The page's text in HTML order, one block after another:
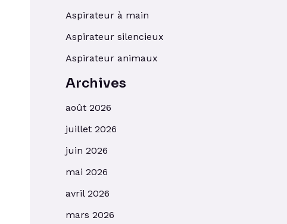
Aspirateur à main
Aspirateur silencieux
Aspirateur animaux
Archives
août 2026
juillet 2026
juin 2026
mai 2026
avril 2026
mars 2026